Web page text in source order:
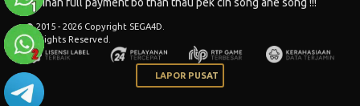
© 2015 - 2026 Copyright SEGA4D.
All Rights Reserved.
LAPOR PUSAT